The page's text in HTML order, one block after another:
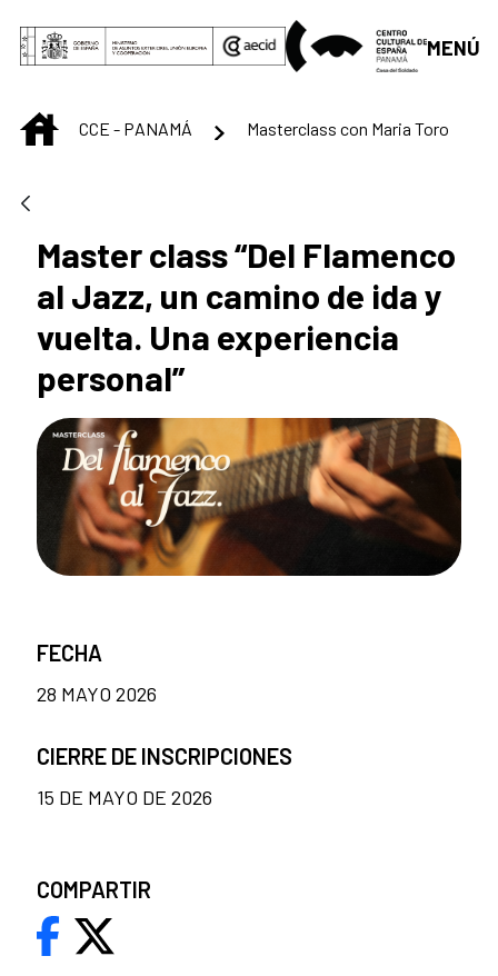
Saltar al contenido principal
MENÚ
INICIOCCE - PANAMÁ Masterclass con Maria Toro
Master class “Del Flamenco
al Jazz, un camino de ida y
vuelta. Una experiencia
personal”
FECHA
28 MAYO 2026
CIERRE DE INSCRIPCIONES
15 DE MAYO DE 2026
COMPARTIR